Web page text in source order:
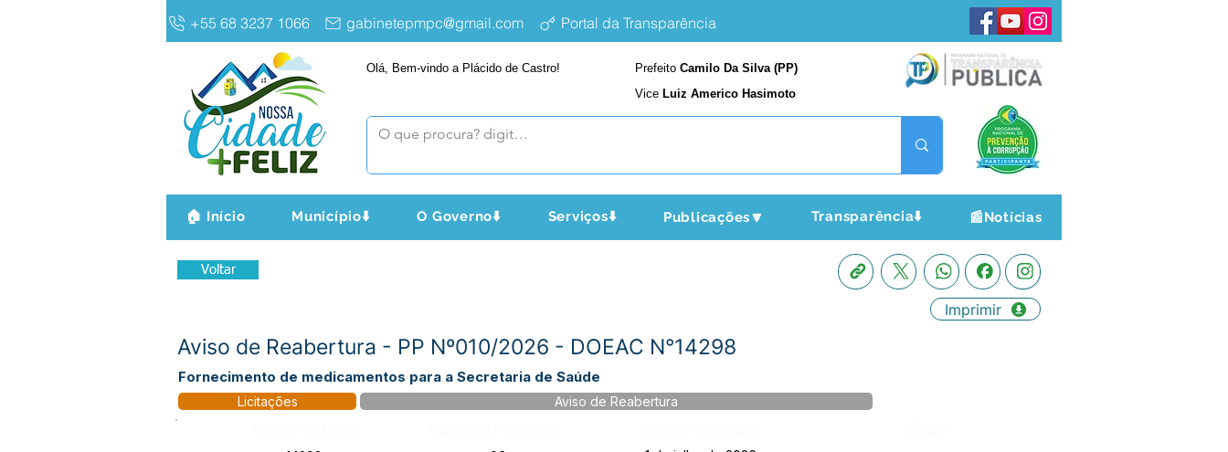
+55 68 3237 1066 gabinetepmpc@gmail.com Portal da Transparência
Olá, Bem-vindo a Plácido de Castro! Prefeito Camilo Da Silva (PP)
Vice Luiz Americo Hasimoto
🏠 Início Município⬇️ O Governo⬇️ Serviços⬇️ Publicações🔽 Transparência⬇️ 📰Notícias
Voltar
Imprimir
Aviso de Reabertura - PP Nº010/2026 - DOEAC N°14298
Fornecimento de medicamentos para a Secretaria de Saúde
Licitações
Aviso de Reabertura